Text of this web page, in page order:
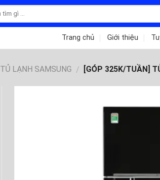
Trang chủ Giới thiệu
TỦ LẠNH SAMSUNG / [GÓP 325K/TUẦN]